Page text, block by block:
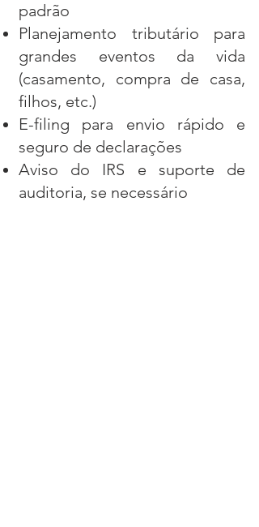
padrão
Planejamento tributário para
grandes eventos da vida
(casamento, compra de casa,
filhos, etc.)
E-filing para envio rápido e
seguro de declarações
Aviso do IRS e suporte de
auditoria, se necessário